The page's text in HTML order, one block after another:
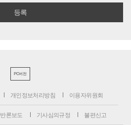
PC버전
개인정보처리방침 이용자위원회
론보도 기사심의규정 불편신고